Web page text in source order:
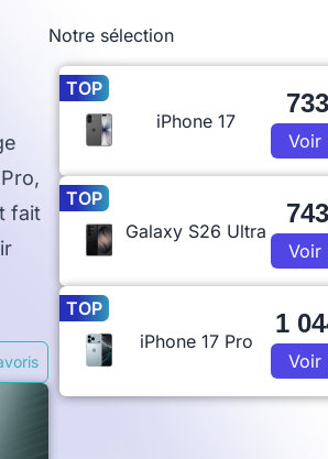
fait
Notre sélection
TOP
iPhone 17
Voir
TOP
Galaxy S26 Ultra
Voir
TOP
iPhone 17 Pro
1
Voir